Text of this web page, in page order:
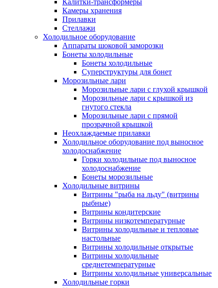
Калитки-трансформеры
Камеры хранения
Прилавки
Стеллажи
Холодильное оборудование
Аппараты шоковой заморозки
Бонеты холодильные
Бонеты холодильные
Суперструктуры для бонет
Морозильные лари
Морозильные лари с глухой крышкой
Морозильные лари с крышкой из
гнутого стекла
Морозильные лари с прямой
прозрачной крышкой
Неохлаждаемые прилавки
Холодильное оборудование под выносное
холодоснабжение
Горки холодильные под выносное
холодоснабжение
Бонеты морозильные
Холодильные витрины
Витрины "рыба на льду" (витрины
рыбные)
Витрины кондитерские
Витрины низкотемпературные
Витрины холодильные и тепловые
настольные
Витрины холодильные открытые
Витрины холодильные
среднетемпературные
Витрины холодильные универсальные
Холодильные горки